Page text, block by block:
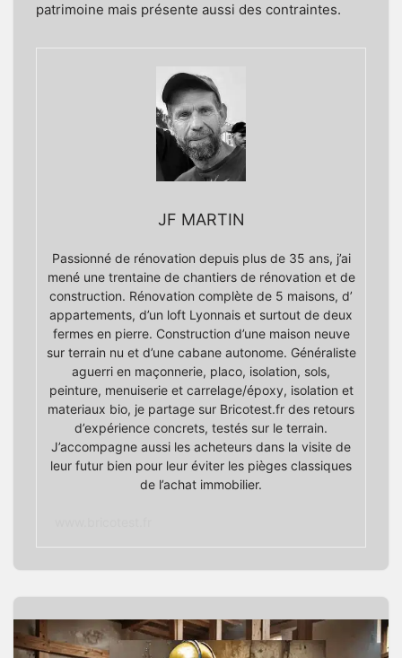
patrimoine mais présente aussi des contraintes.
JF MARTIN
Passionné de rénovation depuis plus de 35 ans, j’ai
mené une trentaine de chantiers de rénovation et de
construction. Rénovation complète de 5 maisons, d’
appartements, d’un loft Lyonnais et surtout de deux
fermes en pierre. Construction d’une maison neuve
sur terrain nu et d’une cabane autonome. Généraliste
aguerri en maçonnerie, placo, isolation, sols,
peinture, menuiserie et carrelage/époxy, isolation et
materiaux bio, je partage sur Bricotest.fr des retours
d’expérience concrets, testés sur le terrain.
J’accompagne aussi les acheteurs dans la visite de
leur futur bien pour leur éviter les pièges classiques
de l’achat immobilier.